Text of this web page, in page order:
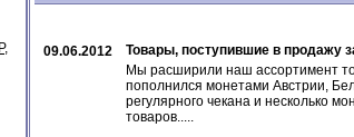
09.06.2012
Товары, поступившие в продажу
Мы расширили наш ассортимент
пополнился монетами Австрии,
регулярного чекана и несколько
товаров.....